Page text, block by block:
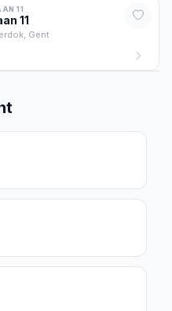
11
11
Gent